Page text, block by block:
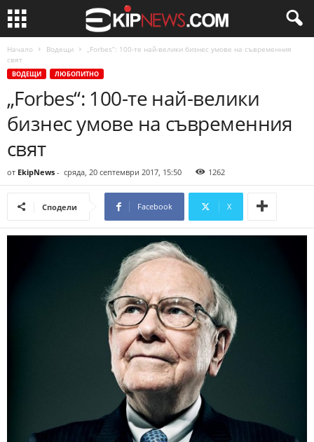
Начало Водещи
„Forbes“: 100-те най-велики бизнес умове на съвременния
свят
ВОДЕЩИ ЛЮБОПИТНО
„Forbes“: 100-те най-велики
бизнес умове на съвременния
свят
от EkipNews - сряда, 20 септември 2017, 15:50 1262
Сподели Facebook X